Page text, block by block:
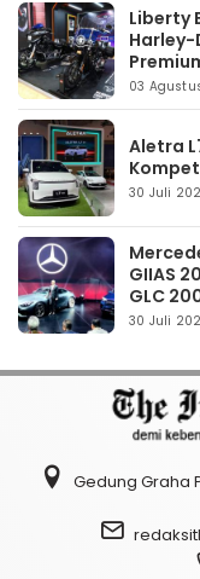
Liberty
03
Aletra
30 Juli
GIIAS
GLC
30 Juli
Gedung Graha